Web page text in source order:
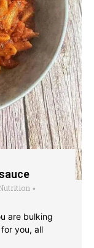
•
are bulking
you, all